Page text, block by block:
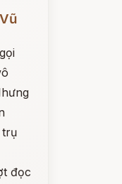
đọc